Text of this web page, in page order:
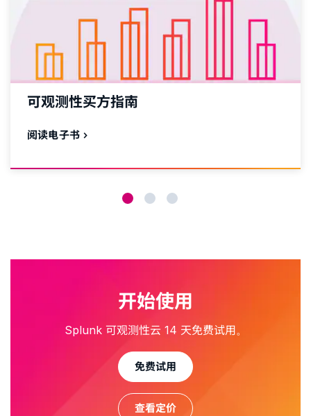
可观测性买方指南
阅读电子书
开始使用
Splunk 可观测性云 14 天免费试用。
免费试用
查看定价